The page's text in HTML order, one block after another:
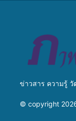
ข่าวสาร ความรู้
© copyright